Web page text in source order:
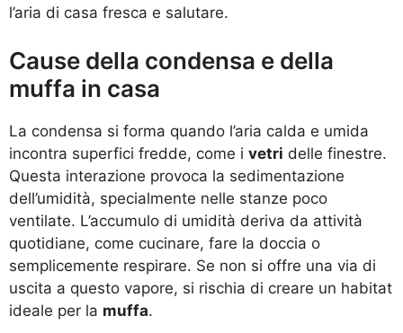
l’aria di casa fresca e salutare.
Cause della condensa e della
muffa in casa
La condensa si forma quando l’aria calda e umida
incontra superfici fredde, come i vetri delle finestre.
Questa interazione provoca la sedimentazione
dell’umidità, specialmente nelle stanze poco
ventilate. L’accumulo di umidità deriva da attività
quotidiane, come cucinare, fare la doccia o
semplicemente respirare. Se non si offre una via di
uscita a questo vapore, si rischia di creare un habitat
ideale per la muffa.